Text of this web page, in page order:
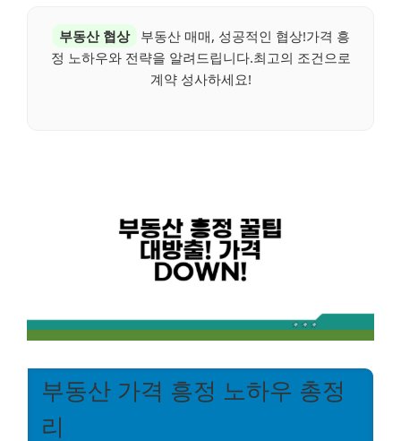
부동산 협상
부동산 매매, 성공적인 협상!가격 흥
정 노하우와 전략을 알려드립니다.최고의 조건으로
계약 성사하세요!
부동산 가격 흥정 노하우 총정
리